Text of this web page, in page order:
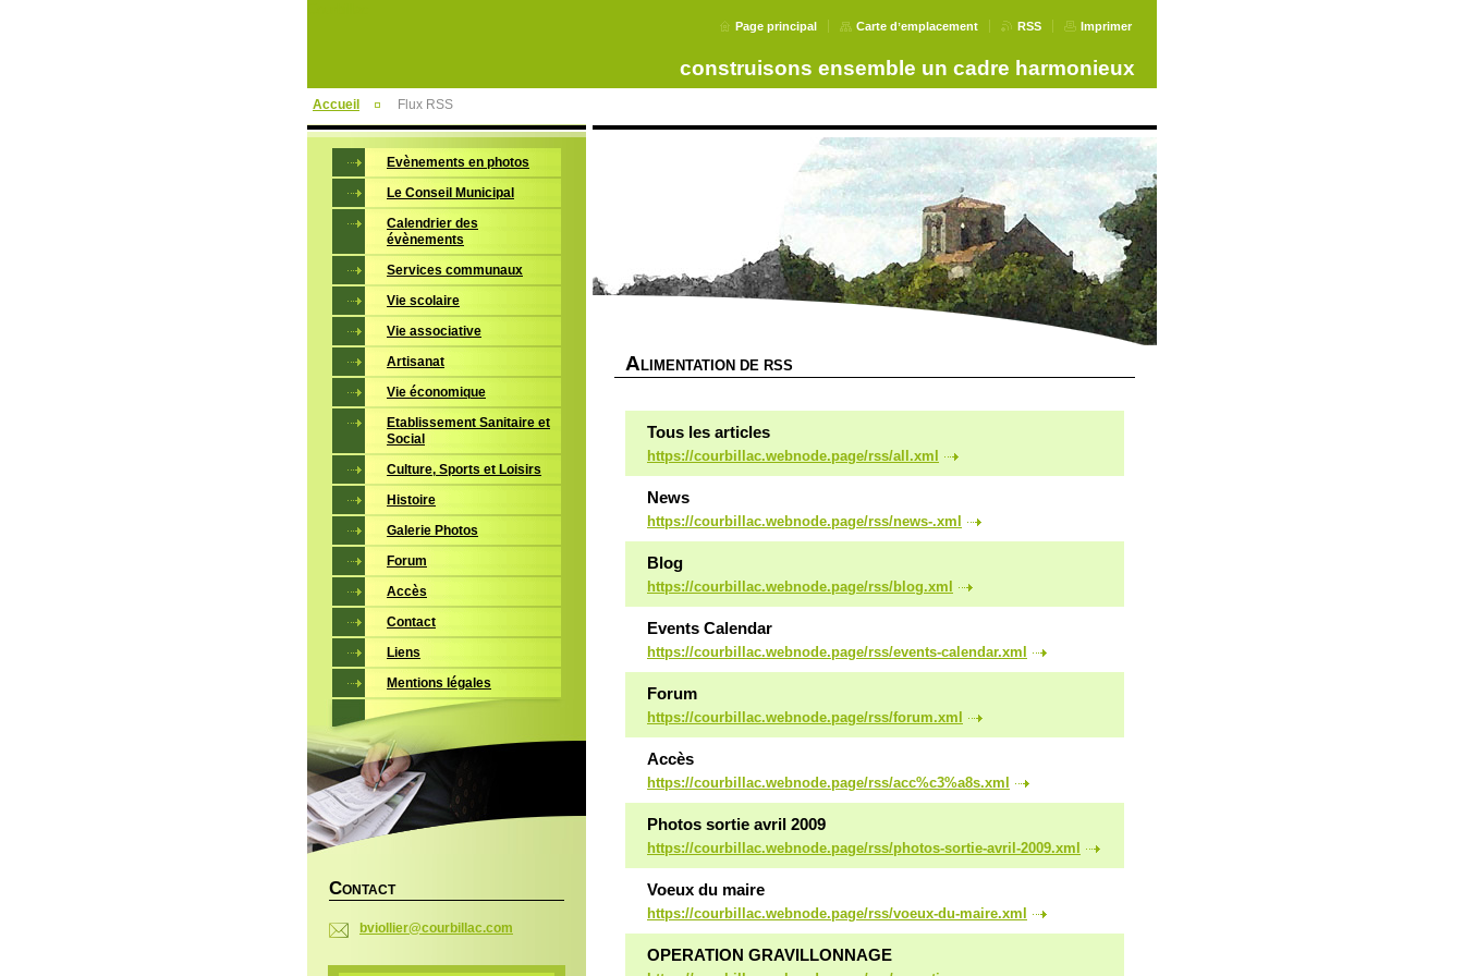
Page principal Carte dʼemplacement RSS Imprimer
construisons ensemble un cadre harmonieux
Accueil Flux RSS
A LIMENTATION DE RSS
Tous les articles
https://courbillac.webnode.page/rss/all.xml
News
https://courbillac.webnode.page/rss/news-.xml
Blog
https://courbillac.webnode.page/rss/blog.xml
Events Calendar
https://courbillac.webnode.page/rss/events-calendar.xml
Forum
https://courbillac.webnode.page/rss/forum.xml
Accès
https://courbillac.webnode.page/rss/acc%c3%a8s.xml
Photos sortie avril 2009
https://courbillac.webnode.page/rss/photos-sortie-avril-2009.xml
Voeux du maire
https://courbillac.webnode.page/rss/voeux-du-maire.xml
OPERATION GRAVILLONNAGE
Evènements en photos
Le Conseil Municipal
Calendrier des
évènements
Services communaux
Vie scolaire
Vie associative
Artisanat
Vie économique
Etablissement Sanitaire et
Social
Culture, Sports et Loisirs
Histoire
Galerie Photos
Forum
Accès
Contact
Liens
Mentions légales
CONTACT
bviollier@courbi llac.com